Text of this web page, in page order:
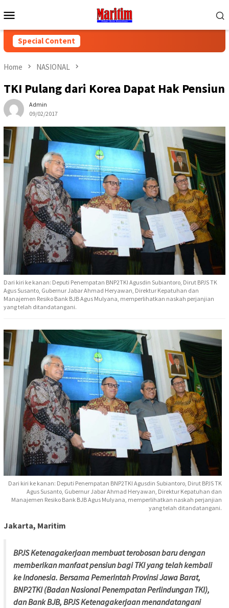
to
Menu
Special Content
Home NASIONAL
TKI Pulang dari Korea Dapat Hak Pensiun
Admin
09/02/2017
Dari kiri ke kanan: Deputi Penempatan BNP2TKI Agusdin Subiantoro, Dirut BPJS TK
Agus Susanto, Gubernur Jabar Ahmad Heryawan, Direktur Kepatuhan dan
Manajemen Resiko Bank BJB Agus Mulyana, memperlihatkan naskah perjanjian
yang telah ditandatangani.
Dari kiri ke kanan: Deputi Penempatan BNP2TKI Agusdin Subiantoro, Dirut BPJS TK
Agus Susanto, Gubernur Jabar Ahmad Heryawan, Direktur Kepatuhan dan
Manajemen Resiko Bank BJB Agus Mulyana, memperlihatkan naskah perjanjian
yang telah ditandatangani.
Jakarta, Maritim
BPJS Ketenagakerjaan membuat terobosan baru dengan
memberikan manfaat pensiun bagi TKI yang telah kembali
ke Indonesia. Bersama Pemerintah Provinsi Jawa Barat,
BNP2TKI (Badan Nasional Penempatan Perlindungan TKI),
dan Bank BJB, BPJS Ketenagakerjaan menandatangani